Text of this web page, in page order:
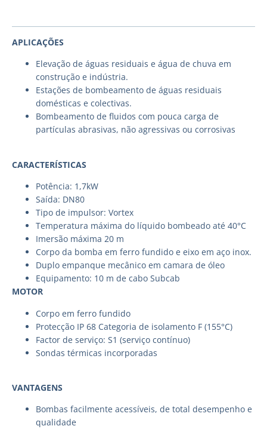
APLICAÇÕES
Elevação de águas residuais e água de chuva em
construção e indústria.
Estações de bombeamento de águas residuais
domésticas e colectivas.
Bombeamento de fluidos com pouca carga de
partículas abrasivas, não agressivas ou corrosivas
CARACTERÍSTICAS
Potência: 1,7kW
Saída: DN80
Tipo de impulsor: Vortex
Temperatura máxima do líquido bombeado até 40°C
Imersão máxima 20 m
Corpo da bomba em ferro fundido e eixo em aço inox.
Duplo empanque mecânico em camara de óleo
Equipamento: 10 m de cabo Subcab
MOTOR
Corpo em ferro fundido
Protecção IP 68 Categoria de isolamento F (155°C)
Factor de serviço: S1 (serviço contínuo)
Sondas térmicas incorporadas
VANTAGENS
Bombas facilmente acessíveis, de total desempenho e
qualidade